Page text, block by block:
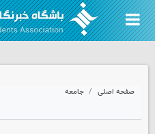
صفحه اصلی جامعه